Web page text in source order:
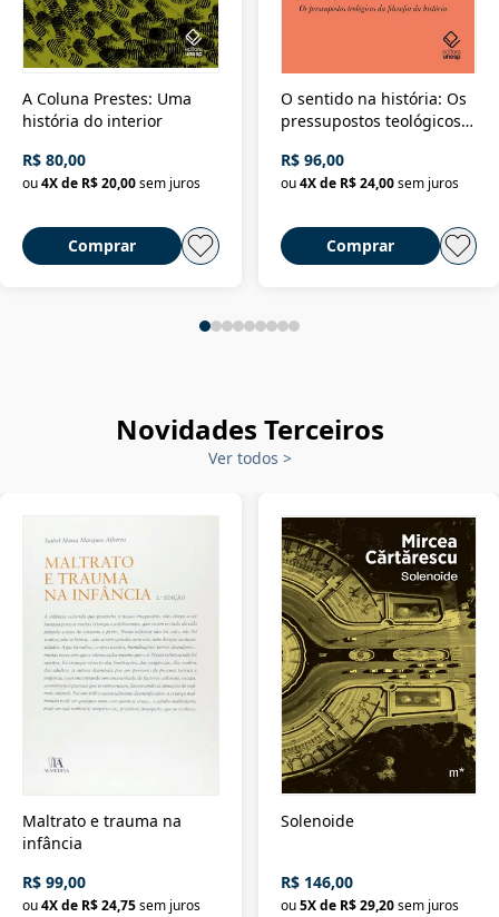
A Coluna Prestes: Uma
história do interior
R$ 80,00
ou4X de R$ 20,00sem juros
Comprar
O sentido na história: Os
pressupostos teológicos
R$ 96,00
ou 4X de R$ 24,00 sem juros
Comprar
Novidades Terceiros
Ver todos >
Maltrato e trauma na
infância
R$ 99,00
ou4X de R$ 24,75sem juros
Solenoide
R$ 146,00
ou 5X de R$ 29,20 sem juros